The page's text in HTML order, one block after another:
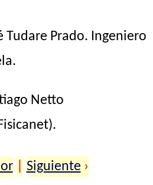
Tudare Prado. Ingeniero
Netto
Siguiente ›